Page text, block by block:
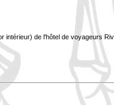
intérieur) de l'hôtel de voyageurs